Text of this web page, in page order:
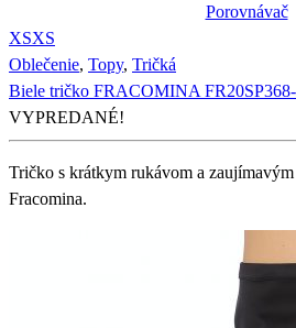
Porovnávač
XSXS
Oblečenie, Topy, Tričká
Biele tričko FRACOMINA
VYPREDANÉ!
Tričko s krátkym rukávom a
Fracomina.